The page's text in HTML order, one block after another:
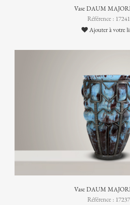
Vase DAUM
Référence : 17241
Ajouter à votre
Vase DAUM
Référence : 17237